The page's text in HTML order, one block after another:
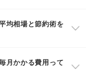
均相場と節約術を
月かかる費用って